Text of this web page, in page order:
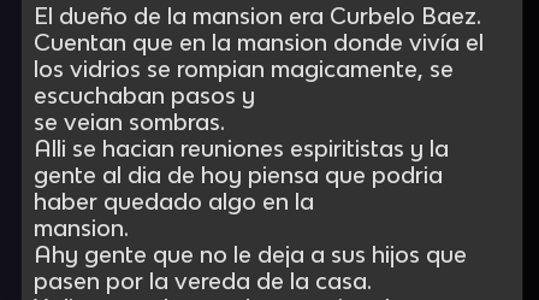
El dueño de la mansion era Curbelo Baez.
Cuentan que en la mansion donde vivía el
los vidrios se rompian magicamente, se
escuchaban pasos y
se veian sombras.
Alli se hacian reuniones espiritistas y la
gente al dia de hoy piensa que podria
haber quedado algo en la
mansion.
Ahy gente que no le deja a sus hijos que
pasen por la vereda de la casa.